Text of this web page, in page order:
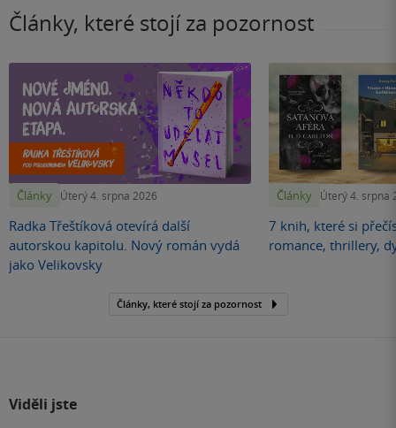
Články, které stojí za pozornost
Články Úterý 4. srpna 2026
Radka Třeštíková otevírá další
autorskou kapitolu. Nový román vydá
jako Velikovsky
Články Úterý 4. srpna
7 knih, které si
romance, thrillery,
Články, které stojí za pozornost
Viděli jste